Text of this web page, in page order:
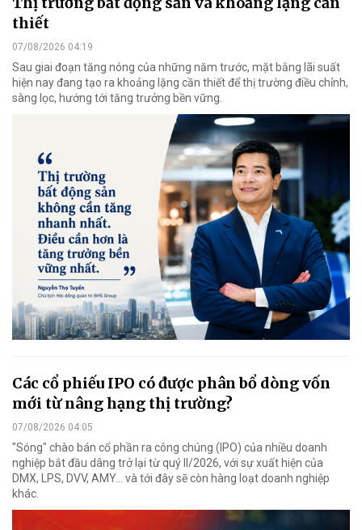
thiết
07/08/2026 04:19
Sau giai đoạn tăng nóng của những năm trước, mặt bằng lãi suất
hiện nay đang tạo ra khoảng lặng cần thiết để thị trường điều chỉnh,
sàng lọc, hướng tới tăng trưởng bền vững.
Các cổ phiếu IPO có được phân bổ dòng vốn
mới từ nâng hạng thị trường?
07/08/2026 04:05
"Sóng" chào bán cổ phần ra công chúng (IPO) của nhiều doanh
nghiệp bắt đầu dâng trở lại từ quý II/2026, với sự xuất hiện của
DMX, LPS, DVV, AMY... và tới đây sẽ còn hàng loạt doanh nghiệp
khác.